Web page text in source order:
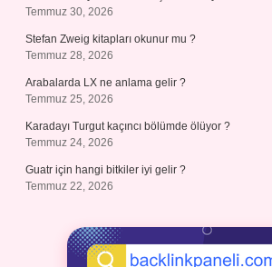
Temmuz 30, 2026
Stefan Zweig kitapları okunur mu ?
Temmuz 28, 2026
Arabalarda LX ne anlama gelir ?
Temmuz 25, 2026
Karadayı Turgut kaçıncı bölümde ölüyor ?
Temmuz 24, 2026
Guatr için hangi bitkiler iyi gelir ?
Temmuz 22, 2026